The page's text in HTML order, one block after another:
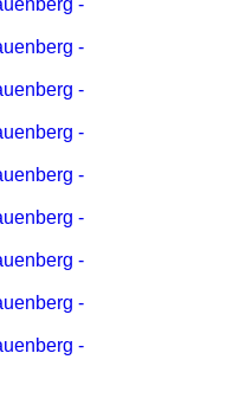
-
-
-
-
-
-
-
-
-